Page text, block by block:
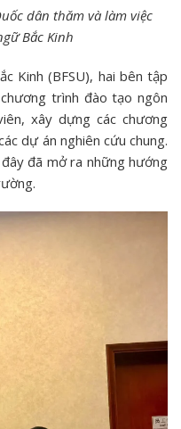
dân thăm và làm việc
Bắc Kinh
Kinh (BFSU), hai bên tập
trình đào tạo ngôn
xây dựng các chương
dự án nghiên cứu chung.
đã mở ra những hướng